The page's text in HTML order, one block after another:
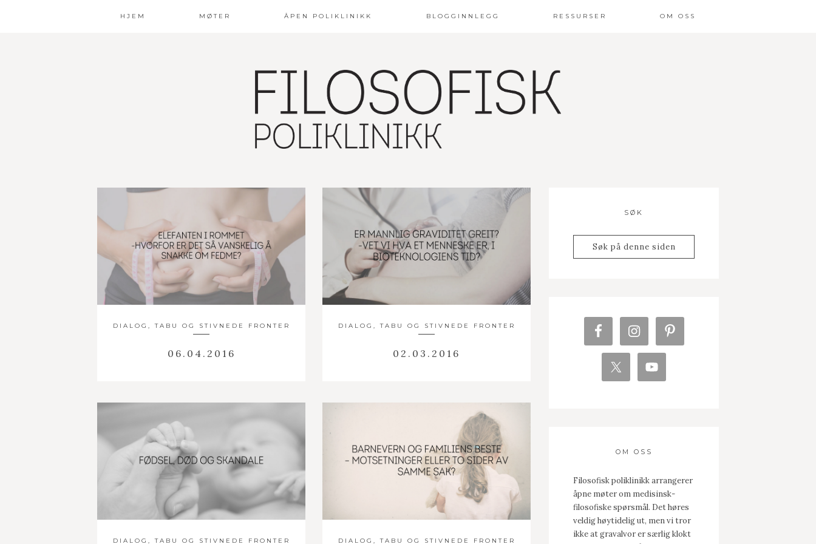
HJEM MØTER ÅPEN POLIKLINIKK BLOGGINNLEGG RESSURSER OM OSS
DIALOG, TABU OG STIVNEDE FRONTER
06.04.2016
DIALOG, TABU OG STIVNEDE FRONTER
02.03.2016
DIALOG, TABU OG STIVNEDE FRONTER DIALOG, TABU OG STIVNEDE FRONTER
SØK
OM OSS
Filosofisk poliklinikk arrangerer
åpne møter om medisinsk-
filosofiske spørsmål. Det høres
veldig høytidelig ut, men vi tror
ikke at gravalvor er særlig klokt